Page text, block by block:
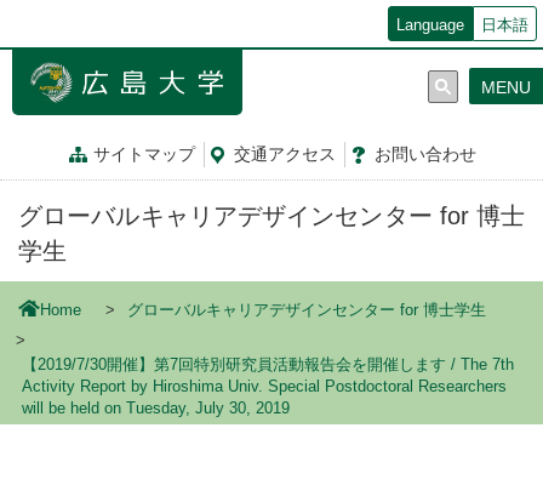
ン
Language 日本語
サイトマップ 交通アクセス お問い合わせ
MENU
グローバルキャリアデザインセンター for 博士
学生
Home グローバルキャリアデザインセンター for 博士学生
【2019/7/30開催】第7回特別研究員活動報告会を開催します / The 7th
Activity Report by Hiroshima Univ. Special Postdoctoral Researchers
will be held on Tuesday, July 30, 2019